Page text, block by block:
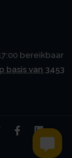
bereikbaar
basis van 3453